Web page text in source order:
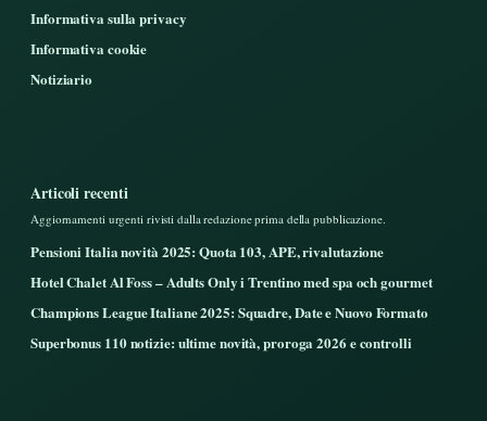
Informativa sulla privacy
Informativa cookie
Notiziario
Articoli recenti
Aggiornamenti urgenti rivisti dalla redazione prima della pubblicazione.
Pensioni Italia novità 2025: Quota 103, APE, rivalutazione
Hotel Chalet Al Foss – Adults Only i Trentino med spa och gourmet
Champions League Italiane 2025: Squadre, Date e Nuovo Formato
Superbonus 110 notizie: ultime novità, proroga 2026 e controlli